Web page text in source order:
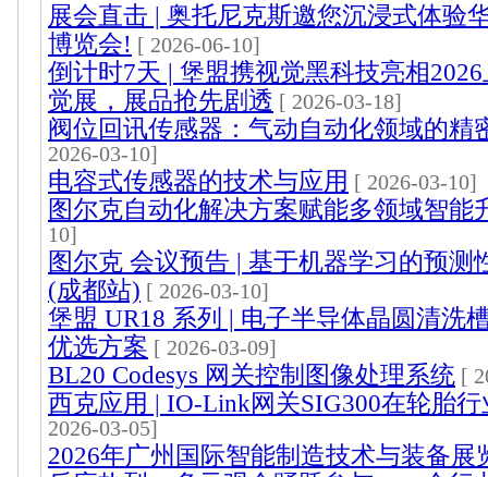
展会直击 | 奥托尼克斯邀您沉浸式体验
博览会! [ 2026-06-10]
倒计时7天 | 堡盟携视觉黑科技亮相
觉展，展品抢先剧透 [ 2026-03-18]
阀位回讯传感器：气动自动化领域的精
2026-03-10]
电容式传感器的技术与应用 [ 2026-03-10]
图尔克自动化解决方案赋能多领域智能
10]
图尔克 会议预告 | 基于机器学习的预测
(成都站) [ 2026-03-10]
堡盟 UR18 系列 | 电子半导体晶圆清洗
优选方案 [ 2026-03-09]
BL20 Codesys 网关控制图像处理系统 [
西克应用 | IO-Link网关SIG300在轮胎
2026-03-05]
2026年广州国际智能制造技术与装备展